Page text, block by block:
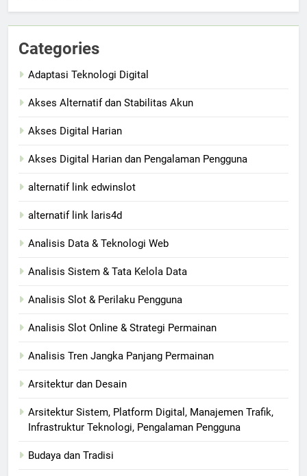
Categories
Adaptasi Teknologi Digital
Akses Alternatif dan Stabilitas Akun
Akses Digital Harian
Akses Digital Harian dan Pengalaman Pengguna
alternatif link edwinslot
alternatif link laris4d
Analisis Data & Teknologi Web
Analisis Sistem & Tata Kelola Data
Analisis Slot & Perilaku Pengguna
Analisis Slot Online & Strategi Permainan
Analisis Tren Jangka Panjang Permainan
Arsitektur dan Desain
Arsitektur Sistem, Platform Digital, Manajemen Trafik,
Infrastruktur Teknologi, Pengalaman Pengguna
Budaya dan Tradisi